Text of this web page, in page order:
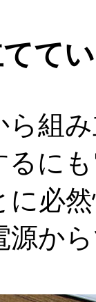
て
ら組
るに
に必
か